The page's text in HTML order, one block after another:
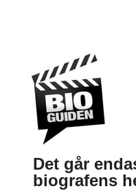
Det går
biografens